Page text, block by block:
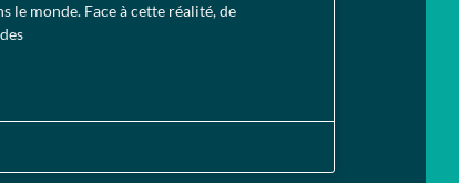
le monde. Face à cette réalité, de